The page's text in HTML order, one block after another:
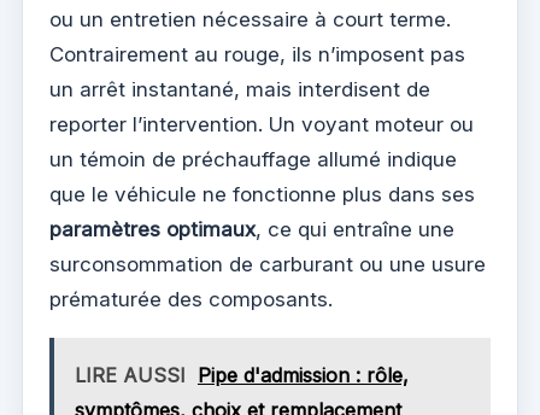
ou un entretien nécessaire à court terme.
Contrairement au rouge, ils n’imposent pas
un arrêt instantané, mais interdisent de
reporter l’intervention. Un voyant moteur ou
un témoin de préchauffage allumé indique
que le véhicule ne fonctionne plus dans ses
paramètres optimaux, ce qui entraîne une
surconsommation de carburant ou une usure
prématurée des composants.
LIRE AUSSI Pipe d'admission : rôle,